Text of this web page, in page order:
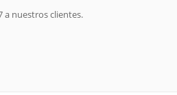
a nuestros clientes.